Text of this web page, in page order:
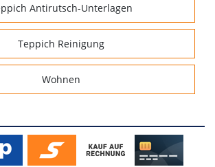
Antirutsch-Unterlagen
Teppich Reinigung
Wohnen